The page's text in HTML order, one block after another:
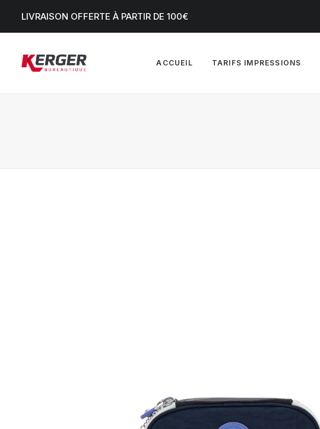
LIVRAISON OFFERTE À PARTIR DE 100€
ACCUEIL TARIFS IMPRESSIONS